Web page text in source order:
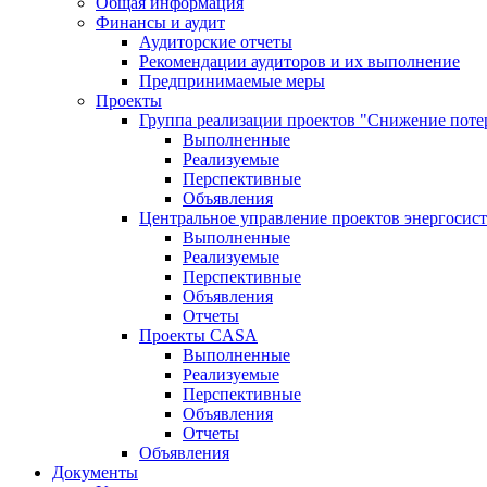
Финансы и аудит
Аудиторские отчеты
Рекомендации аудиторов и их выполнение
Предпринимаемые меры
Проекты
Группа реализации проектов "Снижение
Выполненные
Реализуемые
Перспективные
Объявления
Центральное управление проектов
Выполненные
Реализуемые
Перспективные
Объявления
Отчеты
Проекты CASA
Выполненные
Реализуемые
Перспективные
Объявления
Отчеты
Объявления
Документы